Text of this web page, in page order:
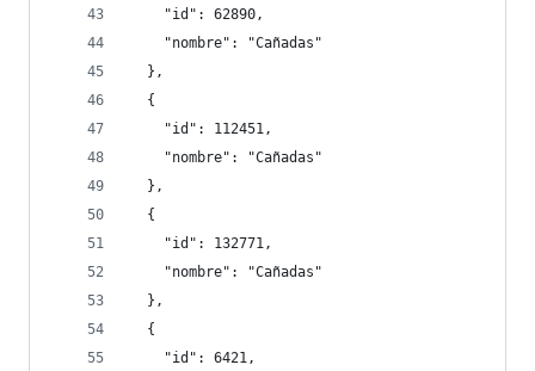
    "id": 62890,
    "nombre": "Cañadas"
  },
  {
    "id": 112451,
    "nombre": "Cañadas"
  },
  {
    "id": 132771,
    "nombre": "Cañadas"
  },
  {
    "id": 6421,